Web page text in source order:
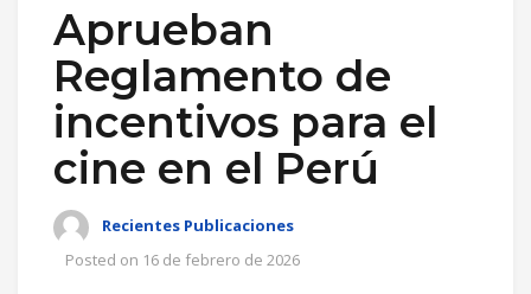
Aprueban
Reglamento de
incentivos para el
cine en el Perú
Recientes Publicaciones
Posted on 16 de febrero de 2026